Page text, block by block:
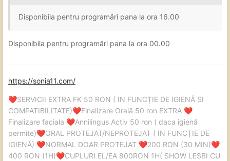
Disponibila pentru programări pana la ora 16.00
Disponibila pentru programări pana la ora 00.00
https://sonia11.com/
❤️SERVICII EXTRA FK 50 RON ( IN FUNCȚIE DE IGIENĂ SI
COMPATIBILITATE)❤️Finalizare Orală 50 ron EXTRA ❤️
Finalizare faciala ❤️Annilingus Activ 50 ron ( daca igienă
permite)❤️ORAL PROTEJAT/NEPROTEJAT ( IN FUNCȚIE DE
IGIENĂ) ❤️NORMAL DOAR PROTEJAT ❤️200 RON (30 MIN)❤️
400 RON (1H)❤️CUPLURI EL/EA 800RON 1H( SHOW LESBI CU